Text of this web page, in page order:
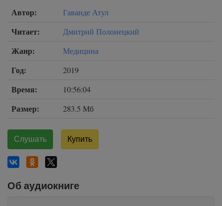
Автор: Гаванде Атул
Читает: Дмитрий Полонецкий
Жанр: Медицина
Год: 2019
Время: 10:56:04
Размер: 283.5 Мб
Слушать Купить
Об аудиокниге